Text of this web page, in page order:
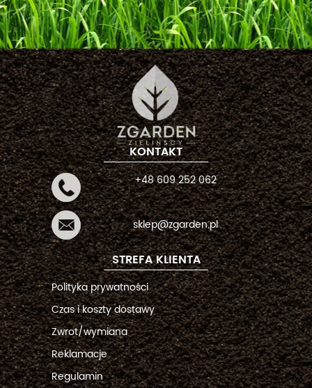
KONTAKT
+48 609 252 062
sklep@zgarden.pl
STREFA KLIENTA
Polityka prywatności
Czas i koszty dostawy
Zwrot/wymiana
Reklamacje
Regulamin